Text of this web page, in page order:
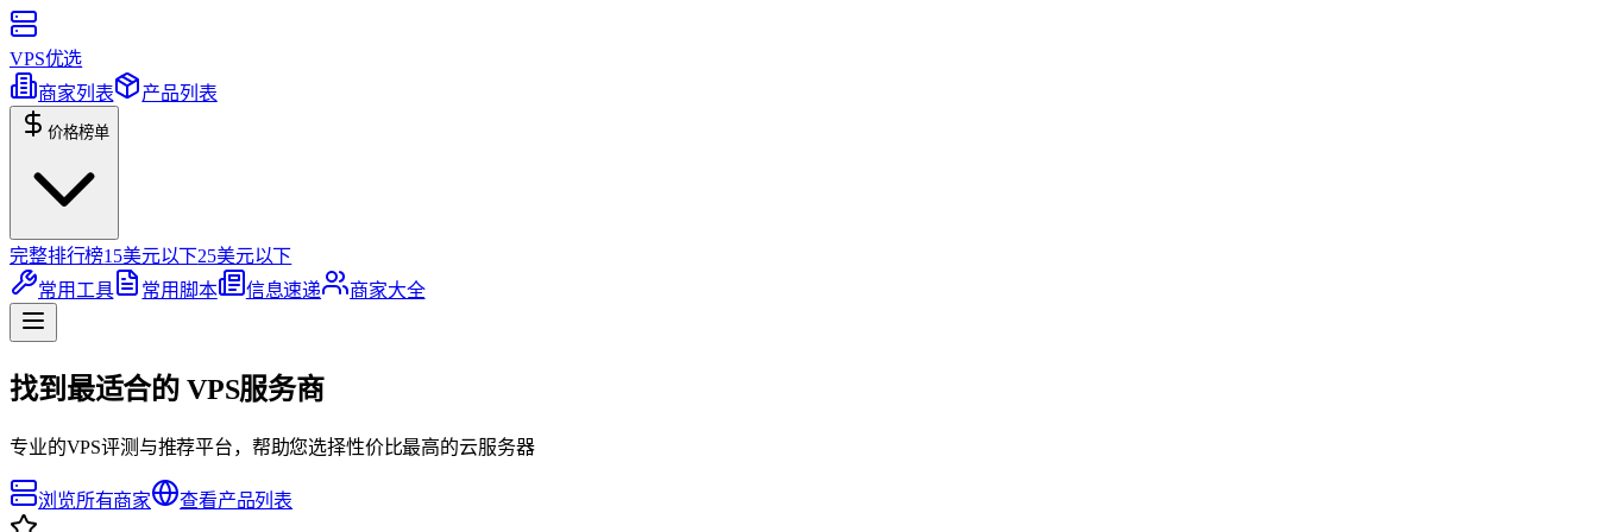
VPS优选
商家列表
产品列表
价格榜单
完整排行榜15美元以下25美元以下
常用工具
常用脚本 信息速递 商家大全
找到最适合的 VPS服务商
专业的VPS评测与推荐平台，帮助您选择性价比最高的云服务器
浏览所有商家 查看产品列表